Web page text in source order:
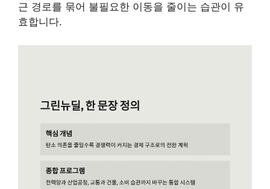
근 경로를 묶어 불필요한 이동을 줄이는 습관이 유
효합니다.